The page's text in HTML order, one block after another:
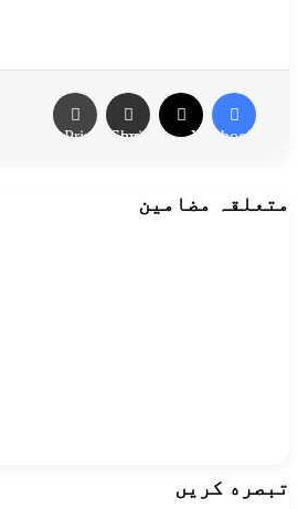
Facebook
X
Share via Email
Print
متعلقہ مضامین
تبصره کریں